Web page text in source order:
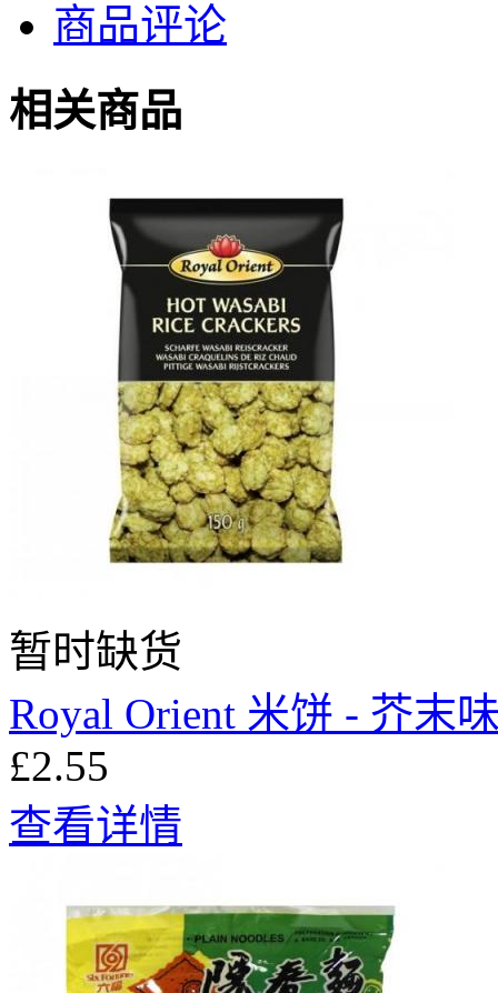
商品评论
相关商品
暂时缺货
Royal Orient 米饼 - 芥末
£2.55
查看详情